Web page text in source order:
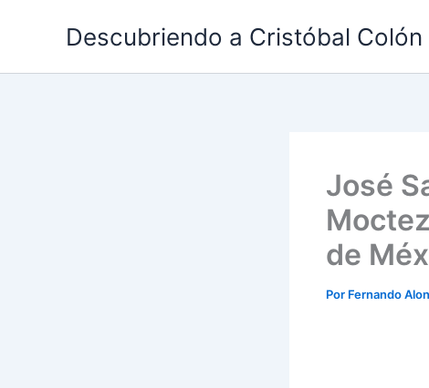
Descubriendo a Cristóbal Colón
José
de
Por Fernando